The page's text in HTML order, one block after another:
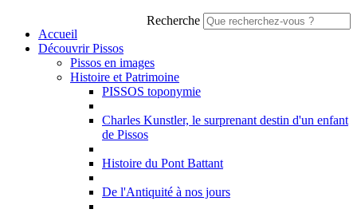
Recherche
Accueil
Découvrir Pissos
Pissos en images
Histoire et Patrimoine
PISSOS toponymie
Charles Kunstler, le surprenant destin d'un enfant
de Pissos
Histoire du Pont Battant
De l'Antiquité à nos jours